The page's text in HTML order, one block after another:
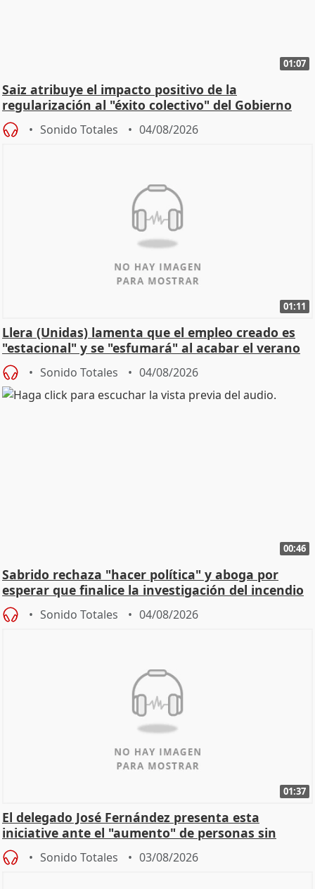
01:07
Saiz atribuye el impacto positivo de la
regularización al "éxito colectivo" del Gobierno
Sonido Totales 04/08/2026
01:11
Llera (Unidas) lamenta que el empleo creado es
"estacional" y se "esfumará" al acabar el verano
Sonido Totales 04/08/2026
00:46
Sabrido rechaza "hacer política" y aboga por
esperar que finalice la investigación del incendio
Sonido Totales 04/08/2026
01:37
El delegado José Fernández presenta esta
iniciative ante el "aumento" de personas sin
hogar en Madri
Sonido Totales 03/08/2026